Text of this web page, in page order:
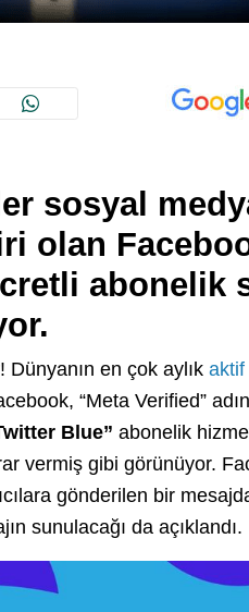
sosyal
olan
abonelik
en çok aylık aktif
“Meta Verified”
Blue” abonelik
vermiş gibi görünüyor.
gönderilen bir
sunulacağı da açıklandı.